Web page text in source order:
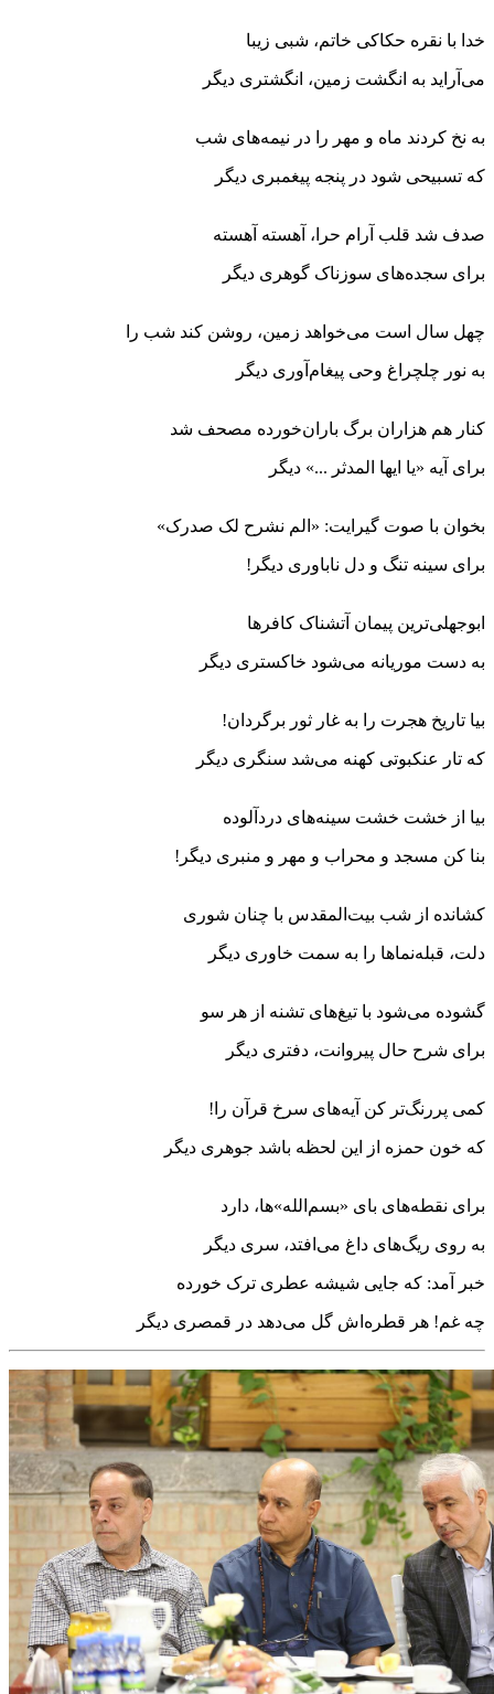
خدا با نقره حکاکی خاتم، شبی زیبا
می‌آراید به انگشت زمین، انگشتری دیگر
به نخ کردند ماه و مهر را در نیمه‌های شب
که تسبیحی شود در پنجه پیغمبری دیگر
صدف شد قلب آرام حرا، آهسته آهسته
برای سجده‌های سوزناک گوهری دیگر
چهل سال است می‌خواهد زمین، روشن کند شب را
به نور چلچراغ وحی پیغام‌آوری دیگر
کنار هم هزاران برگ باران‌خورده مصحف شد
برای آیه «یا ایها المدثر ...» دیگر
بخوان با صوت گیرایت: «الم نشرح لک صدرک»
برای سینه تنگ و دل ناباوری دیگر!
ابوجهلی‌ترین پیمان آتشناک کافرها
به دست موریانه می‌شود خاکستری دیگر
بیا تاریخ هجرت را به غار ثور برگردان!
که تار عنکبوتی کهنه می‌شد سنگری دیگر
بیا از خشت خشت سینه‌های دردآلوده
بنا کن مسجد و محراب و مهر و منبری دیگر!
کشانده از شب بیت‌المقدس با چنان شوری
دلت، قبله‌نماها را به سمت خاوری دیگر
گشوده می‌شود با تیغ‌های تشنه از هر سو
برای شرح حال پیروانت، دفتری دیگر
کمی پررنگ‌تر کن آیه‌های سرخ قرآن را!
که خون حمزه از این لحظه باشد جوهری دیگر
برای نقطه‌های بای «بسم‌الله»‌ها، دارد
به روی ریگ‌های داغ می‌افتد، سری دیگر
خبر آمد: که جایی شیشه عطری ترک خورده
چه غم! هر قطره‌اش گل می‌دهد در قمصری دیگر